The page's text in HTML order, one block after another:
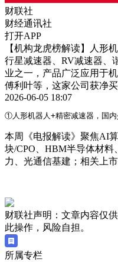
财联社
财经通讯社
打开APP
【机构龙虎榜解读】人形
行星减速器、RV减速器、
业之一，产品广泛应用于
傅利叶等，这家公司获净
2026-06-05 18:07
①人形机器人+精密减速器，国内
本周《电报解读》聚焦AI
块/CPO、HBM半导体材
力、光通信基建；相关上
财联社声明：文章内容仅
此操作，风险自担。
所属专栏